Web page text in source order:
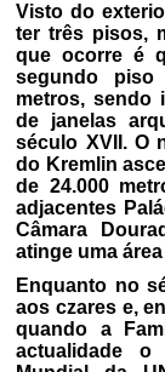
Visto do
ter três pisos,
que ocorre é
segundo
metros, sendo
de janelas
século XVII. O
do Kremlin
de 24.000
adjacentes
Câmara
atinge uma
Enquanto no
aos czares e,
quando a
actualidade